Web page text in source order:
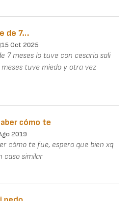
de 7…
15 Oct 2025
7 meses lo tuve con cesaria sali
meses tuve miedo y otra vez
cómo te
2019
cómo te fue, espero que bien xq
caso similar